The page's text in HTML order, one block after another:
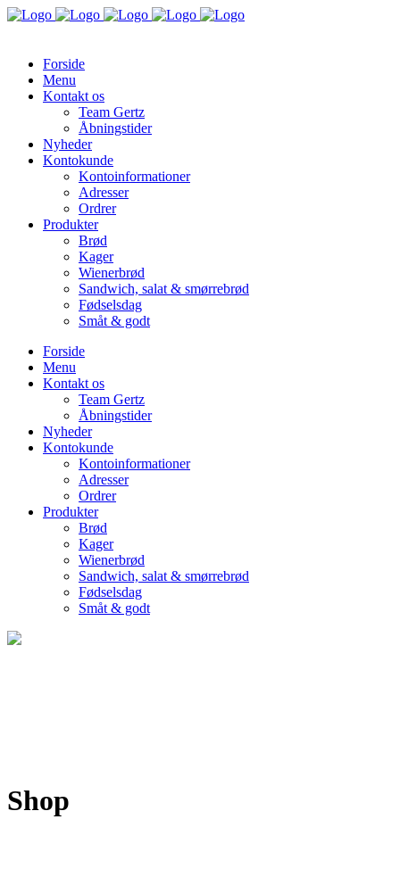
Forside
Menu
Kontakt os
Team Gertz
Åbningstider
Nyheder
Kontokunde
Kontoinformationer
Adresser
Ordrer
Produkter
Brød
Kager
Wienerbrød
Sandwich, salat & smørrebrød
Fødselsdag
Småt & godt
Forside
Menu
Kontakt os
Team Gertz
Åbningstider
Nyheder
Kontokunde
Kontoinformationer
Adresser
Ordrer
Produkter
Brød
Kager
Wienerbrød
Sandwich, salat & smørrebrød
Fødselsdag
Småt & godt
Shop